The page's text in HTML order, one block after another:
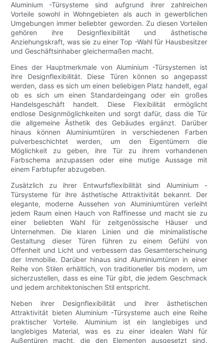
Aluminium -Türsysteme sind aufgrund ihrer zahlreichen
Vorteile sowohl in Wohngebieten als auch in gewerblichen
Umgebungen immer beliebter geworden. Zu diesen Vorteilen
gehören ihre Designflexibilität und ästhetische
Anziehungskraft, was sie zu einer Top -Wahl für Hausbesitzer
und Geschäftsinhaber gleichermaßen macht.
Eines der Hauptmerkmale von Aluminium -Türsystemen ist
ihre Designflexibilität. Diese Türen können so angepasst
werden, dass es sich um einen beliebigen Platz handelt, egal
ob es sich um einen Standardeingang oder ein großes
Handelsgeschäft handelt. Diese Flexibilität ermöglicht
endlose Designmöglichkeiten und sorgt dafür, dass die Tür
die allgemeine Ästhetik des Gebäudes ergänzt. Darüber
hinaus können Aluminiumtüren in verschiedenen Farben
pulverbeschichtet werden, um den Eigentümern die
Möglichkeit zu geben, ihre Tür zu ihrem vorhandenen
Farbschema anzupassen oder eine mutige Aussage mit
einem Farbtupfer abzugeben.
Zusätzlich zu ihrer Entwurfsflexibilität sind Aluminium -
Türsysteme für ihre ästhetische Attraktivität bekannt. Der
elegante, moderne Aussehen von Aluminiumtüren verleiht
jedem Raum einen Hauch von Raffinesse und macht sie zu
einer beliebten Wahl für zeitgenössische Häuser und
Unternehmen. Die klaren Linien und die minimalistische
Gestaltung dieser Türen führen zu einem Gefühl von
Offenheit und Licht und verbessern das Gesamterscheinung
der Immobilie. Darüber hinaus sind Aluminiumtüren in einer
Reihe von Stilen erhältlich, von traditioneller bis modern, um
sicherzustellen, dass es eine Tür gibt, die jedem Geschmack
und jedem architektonischen Stil entspricht.
Neben ihrer Designflexibilität und ihrer ästhetischen
Attraktivität bieten Aluminium -Türsysteme auch eine Reihe
praktischer Vorteile. Aluminium ist ein langlebiges und
langlebiges Material, was es zu einer idealen Wahl für
Außentüren macht, die den Elementen ausgesetzt sind.